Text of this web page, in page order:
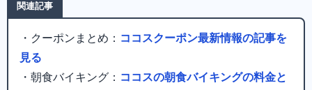
関連記事
・クーポンまとめ： ココスクーポン最新情報の記事を
見る
・朝食バイキング： ココスの朝食バイキングの料金と